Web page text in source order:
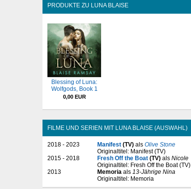
PRODUKTE ZU LUNA BLAISE
Blessing of Luna:
Wolfgods, Book 1
0,00 EUR
FILME UND SERIEN MIT LUNA BLAISE (AUSWAHL)
2018 - 2023 Manifest (TV) als Olive Stone
Originaltitel: Manifest (TV)
2015 - 2018
Fresh Off the Boat (TV) als Nicole
Originaltitel: Fresh Off the Boat (TV)
2013
Memoria als 13-Jährige Nina
Originaltitel: Memoria